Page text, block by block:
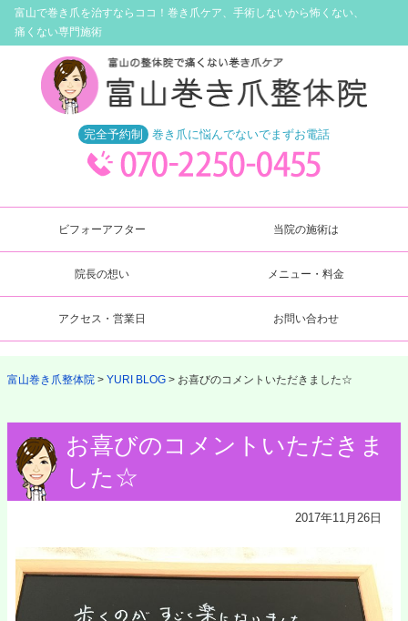
富山で巻き爪を治すならココ！ 巻き爪ケア、手術しないから怖くない、
痛くない専門施術
完全予約制 巻き爪に悩んでないでまずお電話
ビフォーアフター 当院の施術は
院長の想い メニュー・料金
アクセス・営業日 お問い合わせ
富山巻き爪整体院 YURI BLOG お喜びのコメントいただきました☆
お喜びのコメントいただきま
した☆
2017年11月26日